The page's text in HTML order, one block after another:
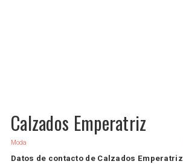
Calzados Emperatriz
Moda
Datos de contacto de Calzados Emperatriz